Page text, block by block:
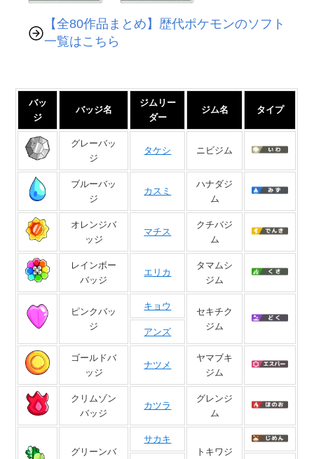
【全80作品まとめ】歴代ポケモンのソフト
一覧はこちら
バッ
ジ
バッジ名
ジムリー
ダー
ジム名 タイプ
グレーバッ
ジ
タケシ ニビジム
ブルーバッ
ジ
カスミ
ハナダジ
ム
オレンジバ
ッジ
マチス
クチバジ
ム
レインボー
バッジ
エリカ
タマムシ
ジム
ピンクバッ
ジ
キョウ
セキチク
ジム
アンズ
ゴールドバ
ッジ
ナツメ
ヤマブキ
ジム
クリムゾン
バッジ
カツラ
グレンジ
ム
グリーンバ
サカキ
トキワジ